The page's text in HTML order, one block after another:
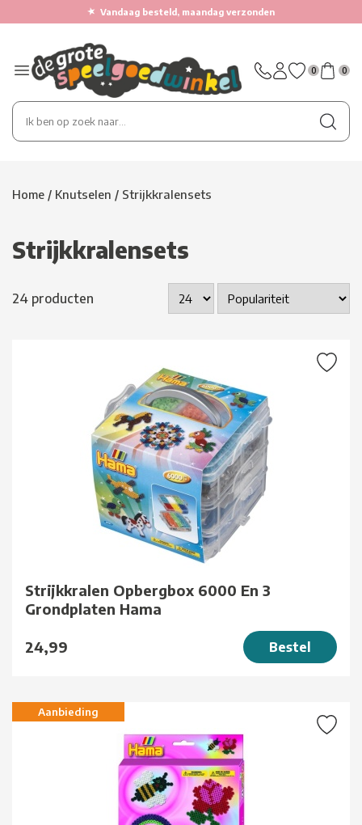
★ Vandaag besteld, maandag verzonden
0 0
Home / Knutselen / Strijkkralensets
Strijkkralensets
24 producten
Strijkkralen Opbergbox 6000 En 3
Grondplaten Hama
24,99 Bestel
Aanbieding